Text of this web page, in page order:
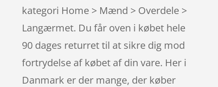
kategori Home > Mænd > Overdele >
Langærmet. Du får oven i købet hele
90 dages returret til at sikre dig mod
fortrydelse af købet af din vare. Her i
Danmark er der mange, der køber